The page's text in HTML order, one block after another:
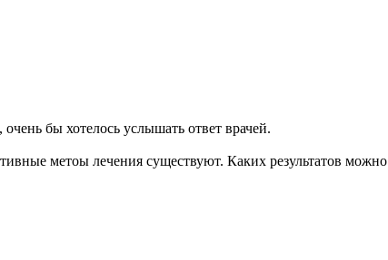
бы хотелось услышать ответ врачей.
метоы лечения существуют. Каких результатов